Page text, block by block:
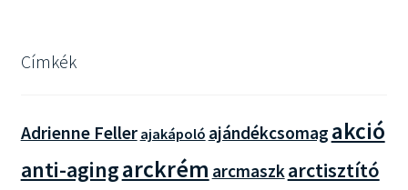
Címkék
Adrienne Feller ajakápoló ajándékcsomag akció
anti-agingarckrém arcmaszkarctisztító